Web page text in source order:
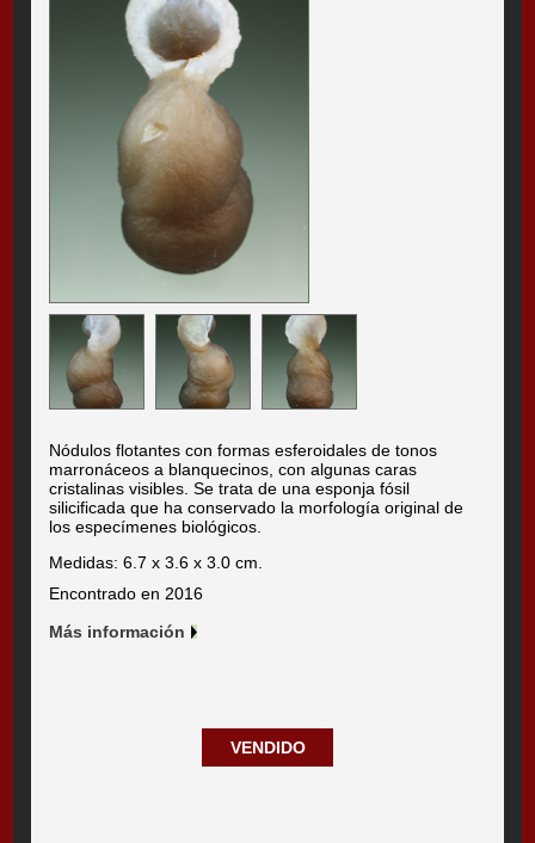
Nódulos flotantes con formas esferoidales de tonos
marronáceos a blanquecinos, con algunas caras
cristalinas visibles. Se trata de una esponja fósil
silicificada que ha conservado la morfología original de
los especímenes biológicos.
Medidas: 6.7 x 3.6 x 3.0 cm.
Encontrado en 2016
Más información
VENDIDO